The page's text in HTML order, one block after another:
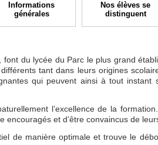
Informations
générales
Nos élèves se
distinguent
du lycée du Parc le plus grand
tant dans leurs origines
qui peuvent ainsi à tout instant
l’excellence de la
et d’être convaincus de
de manière optimale et trouve le